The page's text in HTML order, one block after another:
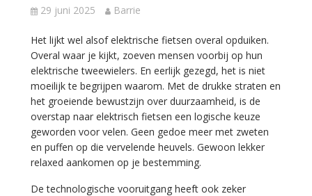
29 juni 2025 Barrie
Het lijkt wel alsof elektrische fietsen overal opduiken.
Overal waar je kijkt, zoeven mensen voorbij op hun
elektrische tweewielers. En eerlijk gezegd, het is niet
moeilijk te begrijpen waarom. Met de drukke straten en
het groeiende bewustzijn over duurzaamheid, is de
overstap naar elektrisch fietsen een logische keuze
geworden voor velen. Geen gedoe meer met zweten
en puffen op die vervelende heuvels. Gewoon lekker
relaxed aankomen op je bestemming.
De technologische vooruitgang heeft ook zeker